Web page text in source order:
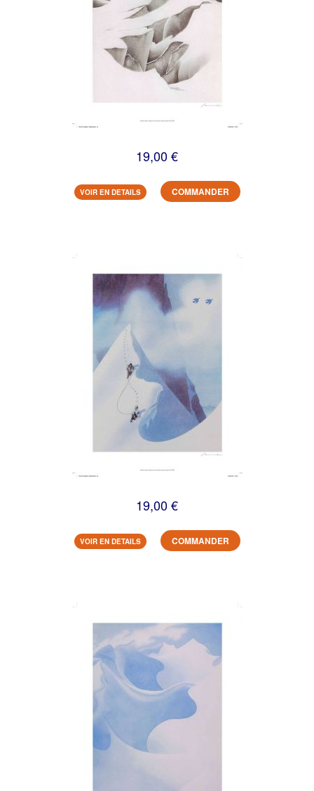
19,00 €
VOIR EN DETAILS COMMANDER
19,00 €
VOIR EN DETAILS COMMANDER